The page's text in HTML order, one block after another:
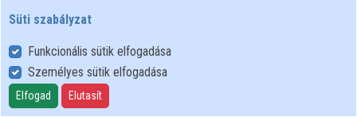
Felhasználói szabályzat
Adatkezelési tájékoztató
Süti szabályzat
Süti szabályzat
Funkcionális sütik elfogadása
Személyes sütik elfogadása
Elfogad Elutasít